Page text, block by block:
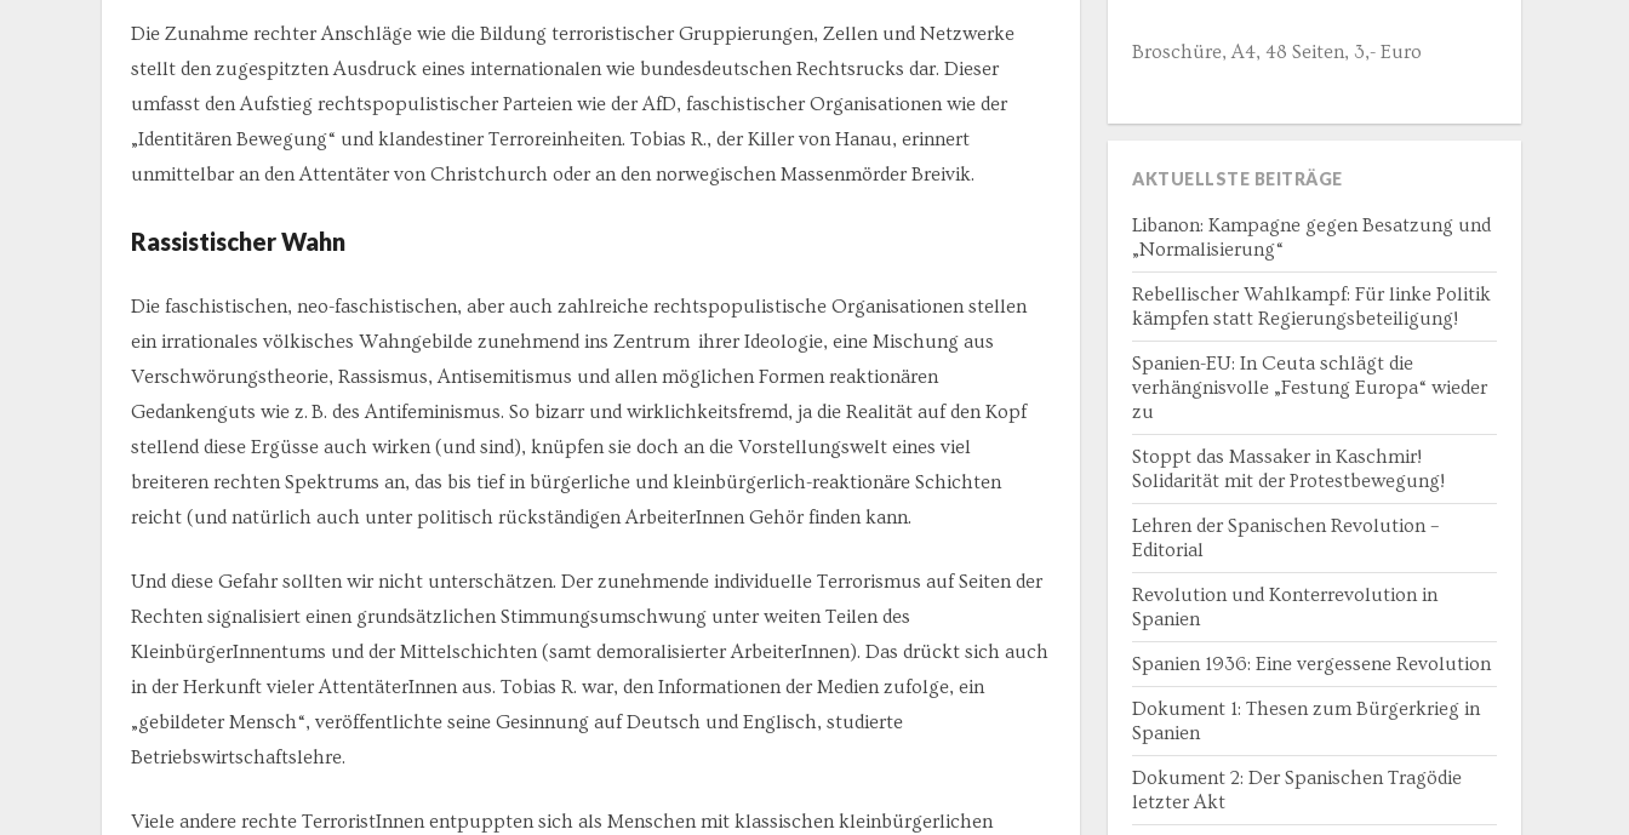
Die Zunahme rechter Anschläge wie die Bildung terroristischer Gruppierungen, Zellen und Netzwerke
stellt den zugespitzten Ausdruck eines internationalen wie bundesdeutschen Rechtsrucks dar. Dieser
umfasst den Aufstieg rechtspopulistischer Parteien wie der AfD, faschistischer Organisationen wie der
„Identitären Bewegung“ und klandestiner Terroreinheiten. Tobias R., der Killer von Hanau, erinnert
unmittelbar an den Attentäter von Christchurch oder an den norwegischen Massenmörder Breivik.
Rassistischer Wahn
Die faschistischen, neo-faschistischen, aber auch zahlreiche rechtspopulistische Organisationen stellen
ein irrationales völkisches Wahngebilde zunehmend ins Zentrum ihrer Ideologie, eine Mischung aus
Verschwörungstheorie, Rassismus, Antisemitismus und allen möglichen Formen reaktionären
Gedankenguts wie z. B. des Antifeminismus. So bizarr und wirklichkeitsfremd, ja die Realität auf den Kopf
stellend diese Ergüsse auch wirken (und sind), knüpfen sie doch an die Vorstellungswelt eines viel
breiteren rechten Spektrums an, das bis tief in bürgerliche und kleinbürgerlich-reaktionäre Schichten
reicht (und natürlich auch unter politisch rückständigen ArbeiterInnen Gehör finden kann.
Und diese Gefahr sollten wir nicht unterschätzen. Der zunehmende individuelle Terrorismus auf Seiten der
Rechten signalisiert einen grundsätzlichen Stimmungsumschwung unter weiten Teilen des
KleinbürgerInnentums und der Mittelschichten (samt demoralisierter ArbeiterInnen). Das drückt sich auch
in der Herkunft vieler AttentäterInnen aus. Tobias R. war, den Informationen der Medien zufolge, ein
„gebildeter Mensch“, veröffentlichte seine Gesinnung auf Deutsch und Englisch, studierte
Betriebswirtschaftslehre.
Viele andere rechte TerroristInnen entpuppten sich als Menschen mit klassischen kleinbürgerlichen
Broschüre, A4, 48 Seiten, 3,- Euro
AKTUELLSTE BEITRÄGE
Libanon: Kampagne gegen Besatzung und
„Normalisierung“
Rebellischer Wahlkampf: Für linke Politik
kämpfen statt Regierungsbeteiligung!
Spanien-EU: In Ceuta schlägt die
verhängnisvolle „Festung Europa“ wieder
zu
Stoppt das Massaker in Kaschmir!
Solidarität mit der Protestbewegung!
Lehren der Spanischen Revolution –
Editorial
Revolution und Konterrevolution in
Spanien
Spanien 1936: Eine vergessene Revolution
Dokument 1: Thesen zum Bürgerkrieg in
Spanien
Dokument 2: Der Spanischen Tragödie
letzter Akt